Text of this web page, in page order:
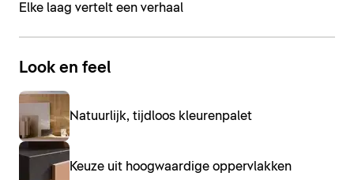
Elke laag vertelt een verhaal
Look en feel
Natuurlijk, tijdloos kleurenpalet
Keuze uit hoogwaardige oppervlakken